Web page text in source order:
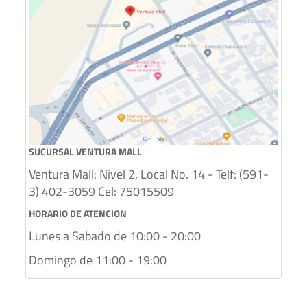
SUCURSAL VENTURA MALL
Ventura Mall: Nivel 2, Local No. 14 - Telf: (591-
3) 402-3059 Cel: 75015509
HORARIO DE ATENCION
Lunes a Sabado de 10:00 - 20:00
Domingo de 11:00 - 19:00